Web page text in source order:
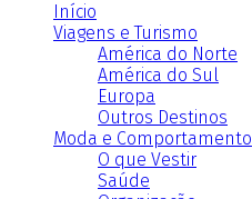
Início
Viagens e Turismo
América do Norte
América do Sul
Europa
Outros Destinos
Moda e Comportamento
O que Vestir
Saúde